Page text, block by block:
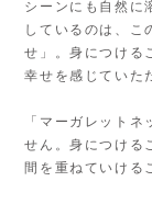
シーンにも自然に
しているのは、こ
せ」。身につける
幸せを感じていた
「マーガレット
せん。身につける
間を重ねていける